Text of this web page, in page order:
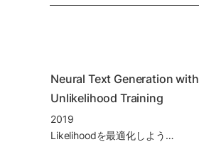
Neural Text Generation with
Unlikelihood Training
2019
Likelihoodを最適化しようとすると頻出する単語が必要以上に頻出する結果に